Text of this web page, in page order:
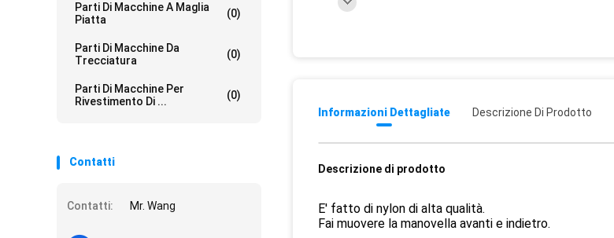
Parti Di Macchine A Maglia
Piatta
(0)
Parti Di Macchine Da
Trecciatura
(0)
Parti Di Macchine Per
Rivestimento Di ...
(0)
Contatti
Contatti: Mr. Wang
Informazioni Dettagliate Descrizione Di Prodotto
Descrizione di prodotto
E' fatto di nylon di alta qualità.
Fai muovere la manovella avanti e indietro.